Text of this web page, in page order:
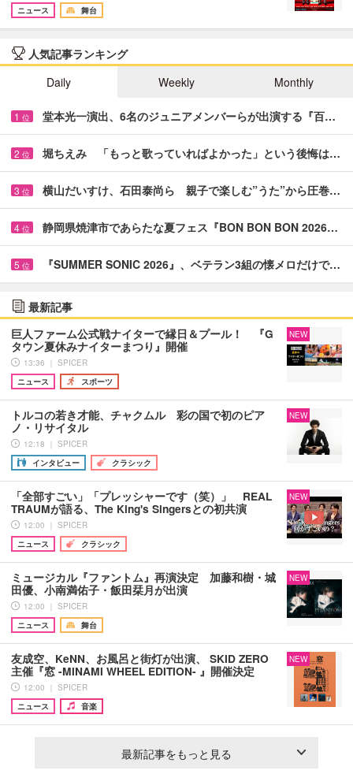
ニュース
舞台
人気記事ランキング
Daily
Weekly Monthly
1 位 堂本光一演出、6名のジュニアメンバーらが出演する『百…
2 位 堀ちえみ 「もっと歌っていればよかった」という後悔は…
3 位 横山だいすけ、石田泰尚ら 親子で楽しむ”うた”から圧巻…
4 位 静岡県焼津市であらたな夏フェス『BON BON BON 2026…
5 位 『SUMMER SONIC 2026』、ベテラン3組の懐メロだけで…
最新記事
巨人ファーム公式戦ナイターで縁日＆プール！ 『G
タウン夏休みナイターまつり』開催
13:36 ｜ SPICER
ニュース
スポーツ
NEW
トルコの若き才能、チャクムル 彩の国で初のピア
ノ・リサイタル
12:18 ｜ SPICER
インタビュー
クラシック
NEW
「全部すごい」「プレッシャーです（笑）」 REAL
TRAUMが語る、The King's Singersとの初共演
12:00 ｜ SPICER
ニュース
クラシック
NEW
ミュージカル『ファントム』再演決定 加藤和樹・城
田優、小南満佑子・飯田栞月が出演
12:00 ｜ SPICER
ニュース
舞台
NEW
友成空、KeNN、お風呂と街灯が出演、 SKID ZERO
主催『窓 -MINAMI WHEEL EDITION- 』開催決定
12:00 ｜ SPICER
ニュース
音楽
NEW
最新記事をもっと見る